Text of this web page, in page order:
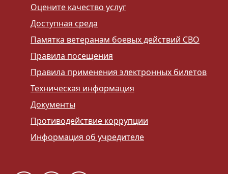
Оцените качество услуг
Доступная среда
Памятка ветеранам боевых действий СВО
Правила посещения
Правила применения электронных билетов
Техническая информация
Документы
Противодействие коррупции
Информация об учредителе